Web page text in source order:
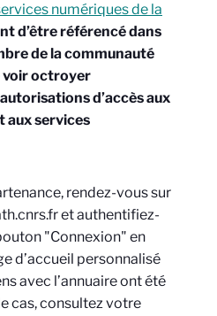
numériques de la
d’être référencé dans
de la communauté
voir octroyer
d’accès aux
aux services
rendez-vous sur
et authentifiez-
"Connexion" en
d’accueil personnalisé
avec l’annuaire ont été
cas, consultez votre